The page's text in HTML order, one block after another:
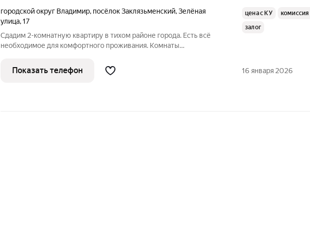
городской округ Владимир, посёлок Заклязьменский,Зелёная
улица,17
Сдадим 2-комнатную квартиру в тихом районе города. Есть всё
необходимое для комфортного проживания. Комнаты
общее состояние. Коммунальные платежи входят в стоимость
аренды. Залог всего 3000
цена с КУ
комиссия
залог
Показать телефон 16 января 2026